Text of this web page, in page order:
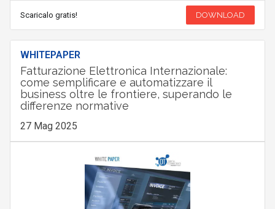
Scaricalo gratis! DOWNLOAD
WHITEPAPER
Fatturazione Elettronica Internazionale:
come semplificare e automatizzare il
business oltre le frontiere, superando le
differenze normative
27 Mag 2025